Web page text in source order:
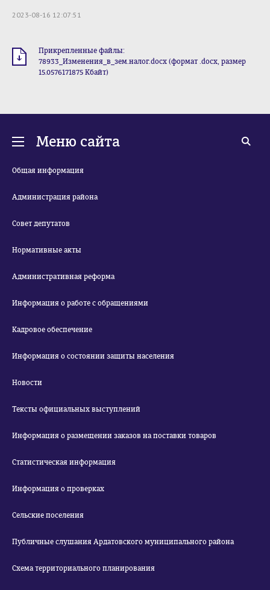
2023-08-16 12:07:51
Прикрепленные файлы:
78933_Изменения_в_зем.налог.docx (формат .docx, размер
15.0576171875 Кбайт)
Меню сайта
Общая информация
Администрация района
Совет депутатов
Нормативные акты
Административная реформа
Информация о работе с обращениями
Кадровое обеспечение
Информация о состоянии защиты населения
Новости
Тексты официальных выступлений
Информация о размещении заказов на поставки товаров
Статистическая информация
Информация о проверках
Сельские поселения
Публичные слушания Ардатовского муниципального района
Схема территориального планирования